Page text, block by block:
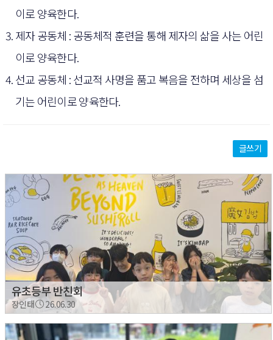
이로 양육한다.
제자 공동체 : 공동체적 훈련을 통해 제자의 삶을 사는 어린
이로 양육한다.
선교 공동체 : 선교적 사명을 품고 복음을 전하며 세상을 섬
기는 어린이로 양육한다.
글쓰기
유초등부 반친회
장인태 26.06.30